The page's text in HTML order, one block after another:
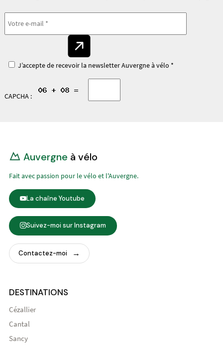
J’accepte de recevoir la newsletter Auvergne à vélo *
CAPCHA :
Auvergne à vélo
Fait avec passion pour le vélo et l'Auvergne.
La chaîne Youtube
Suivez-moi sur Instagram
Contactez-moi
DESTINATIONS
Cézallier
Cantal
Sancy